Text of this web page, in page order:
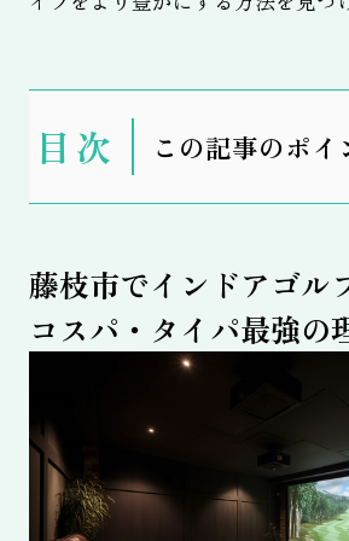
この記事のポイ
表
示
藤枝市でインドアゴル
コスパ・タイパ最強の